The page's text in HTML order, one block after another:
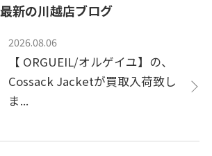
最新の川越店ブログ
2026.08.06
【 ORGUEIL/オルゲイユ】の、
Cossack Jacketが買取入荷致し
ま...